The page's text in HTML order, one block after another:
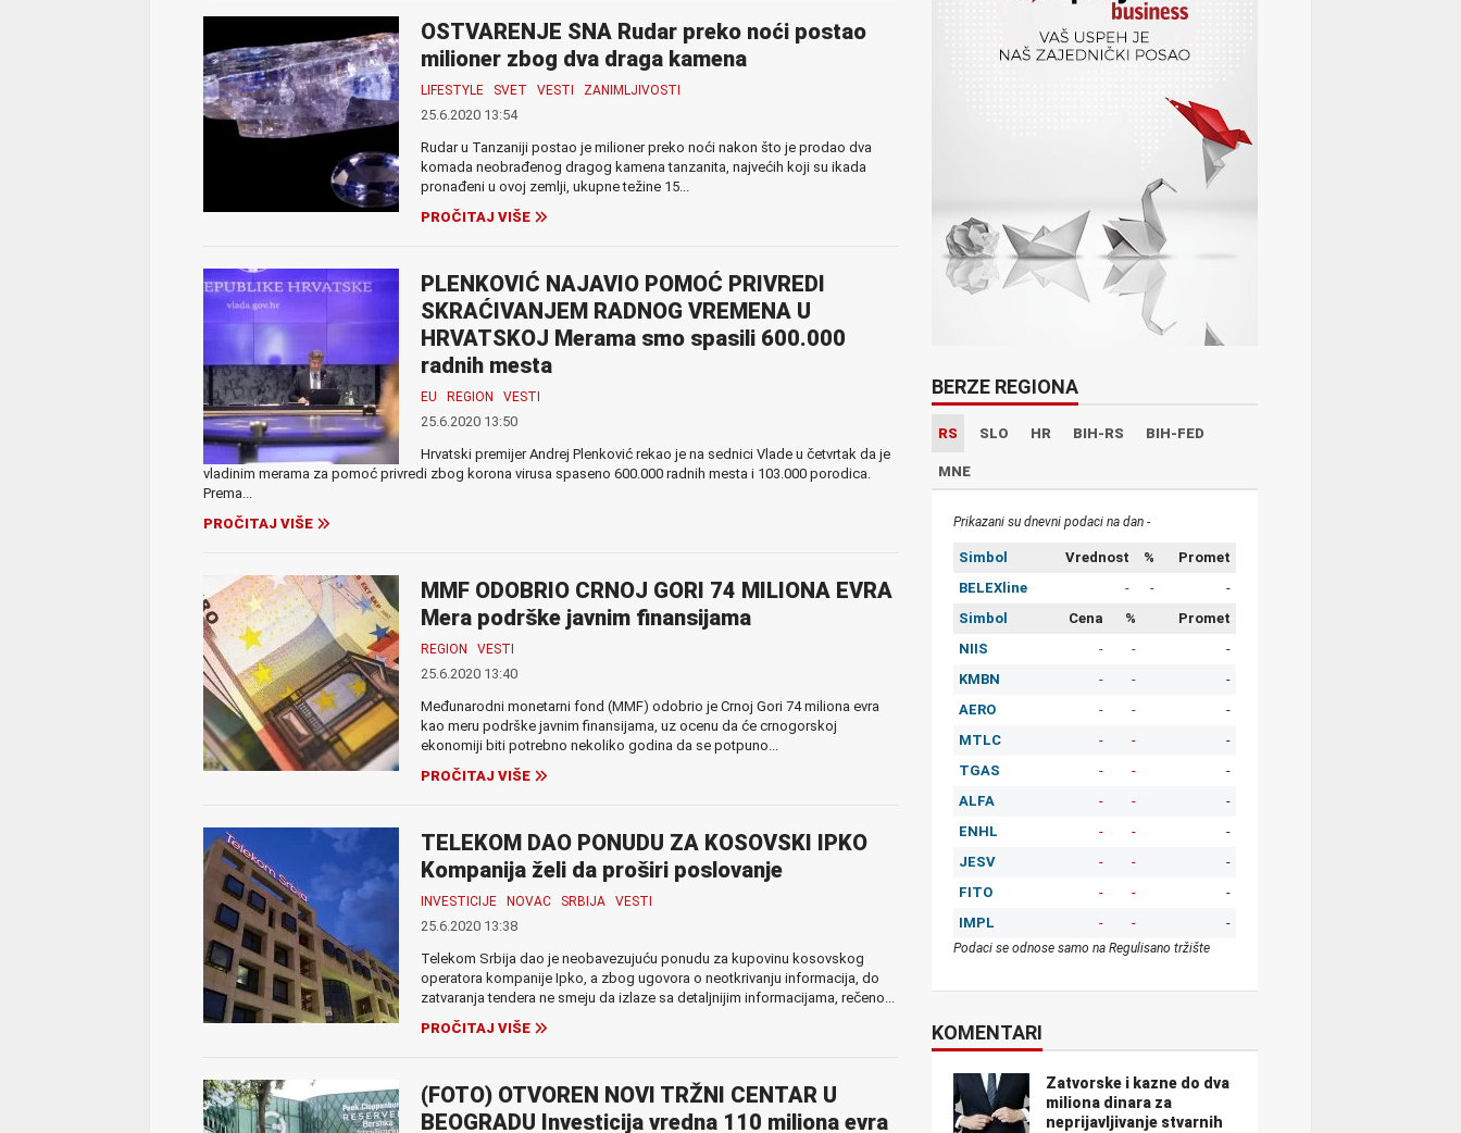
OSTVARENJE SNA Rudar preko noći postao
milioner zbog dva draga kamena
LIFESTYLE SVET VESTI ZANIMLJIVOSTI
25.6.2020 13:54
Rudar u Tanzaniji postao je milioner preko noći nakon što je prodao dva
komada neobrađenog dragog kamena tanzanita, najvećih koji su ikada
pronađeni u ovoj zemlji, ukupne težine 15...
PROČITAJ VIŠE
PLENKOVIĆ NAJAVIO POMOĆ PRIVREDI
SKRAĆIVANJEM RADNOG VREMENA U
HRVATSKOJ Merama smo spasili 600.000
radnih mesta
EU REGION VESTI
25.6.2020 13:50
Hrvatski premijer Andrej Plenković rekao je na sednici Vlade u četvrtak da je
vladinim merama za pomoć privredi zbog korona virusa spaseno 600.000 radnih mesta i 103.000 porodica.
Prema...
PROČITAJ VIŠE
MMF ODOBRIO CRNOJ GORI 74 MILIONA EVRA
Mera podrške javnim finansijama
REGION VESTI
25.6.2020 13:40
Međunarodni monetarni fond (MMF) odobrio je Crnoj Gori 74 miliona evra
kao meru podrške javnim finansijama, uz ocenu da će crnogorskoj
ekonomiji biti potrebno nekoliko godina da se potpuno...
PROČITAJ VIŠE
TELEKOM DAO PONUDU ZA KOSOVSKI IPKO
Kompanija želi da proširi poslovanje
INVESTICIJE NOVAC SRBIJA VESTI
25.6.2020 13:38
Telekom Srbija dao je neobavezujuću ponudu za kupovinu kosovskog
operatora kompanije Ipko, a zbog ugovora o neotkrivanju informacija, do
zatvaranja tendera ne smeju da izlaze sa detaljnijim informacijama, rečeno...
PROČITAJ VIŠE
(FOTO) OTVOREN NOVI TRŽNI CENTAR U
BEOGRADU Investicija vredna 110 miliona evra
BERZE REGIONA
RS SLO HR BIH-RS BIH-FED
MNE
Prikazani su dnevni podaci na dan -
Simbol Vrednost %
Promet
BELEXline
- -
-
Simbol
Cena %
Promet
NIIS
- -
-
KMBN
- -
-
AERO
- -
-
MTLC
- -
-
TGAS
- -
-
ALFA
- -
-
ENHL
- -
-
JESV
- -
-
FITO
- -
-
IMPL
- - -
Podaci se odnose samo na Regulisano tržište
KOMENTARI
Zatvorske i kazne do dva
miliona dinara za
neprijavljivanje stvarnih